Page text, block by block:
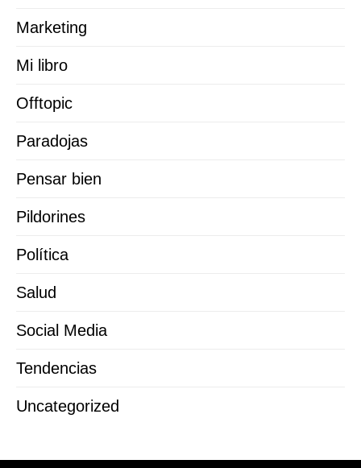
Marketing
Mi libro
Offtopic
Paradojas
Pensar bien
Pildorines
Política
Salud
Social Media
Tendencias
Uncategorized